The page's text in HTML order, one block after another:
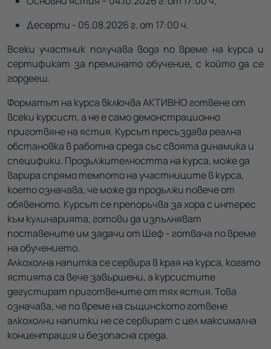
Десерти - 05.08.2026 г. от 17:00 ч.
Всеки участник получава вода по време на курса и
сертификат за преминато обучение, с който да се
гордееш.
Форматът на курса включва АКТИВНО готвене от
всеки курсист, а не е само демонстрационно
приготвяне на ястия. Курсът пресъздава реална
обстановка в работна среда със своята динамика и
специфики. Продължителността на курса, може да
варира спрямо темпото на участниците в курса,
което означава, че може да продължи повече от
обявеното. Курсът се препоръчва за хора с интерес
към кулинарията, готови да изпълняват
поставените им задачи от Шеф - готвача по време
на обучението.
Алкохолна напитка се сервира в края на курса, когато
ястията са вече завършени, а курсистите
дегустират приготвените от тях ястия. Това
означава, че по време на същинското готвене
алкохолни напитки не се сервират с цел максимална
концентрация и безопасна среда.